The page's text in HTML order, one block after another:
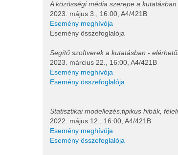
A közösségi média szerepe a
2023. május 3., 16:00, A4/421B
Esemény meghívója
Esemény összefoglalója
Segítő szoftverek a kutatásban -
2023. március 22., 16:00, A4/421B
Esemény meghívója
Esemény összefoglalója
Statisztikai modellezés:tipikus hibák,
2022. május 12., 16:00, A4/421B
Esemény meghívója
Esemény összefoglalója